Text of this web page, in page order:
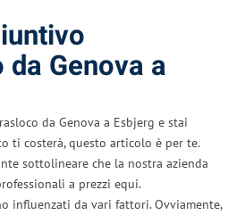
Genova a
da Genova a Esbjerg e stai
ti costerà, questo articolo è per te.
sottolineare che la nostra azienda
a prezzi equi.
influenzati da vari fattori. Ovviamente,